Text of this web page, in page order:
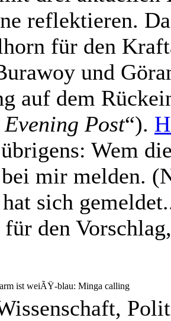
reflektieren.
für den
und
auf dem
Evening Post“).
Wem
mir melden.
sich
den
ist weiÃŸ-blau: Minga calling